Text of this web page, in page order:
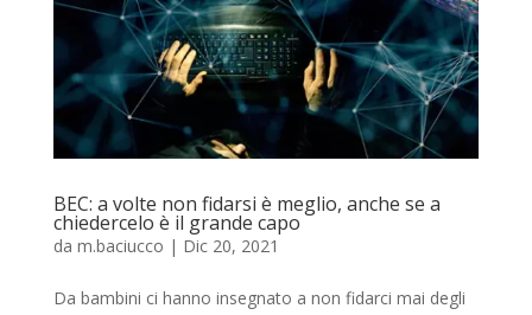
BEC: a volte non fidarsi è meglio, anche se a
chiedercelo è il grande capo
da m.baciucco | Dic 20, 2021
Da bambini ci hanno insegnato a non fidarci mai degli